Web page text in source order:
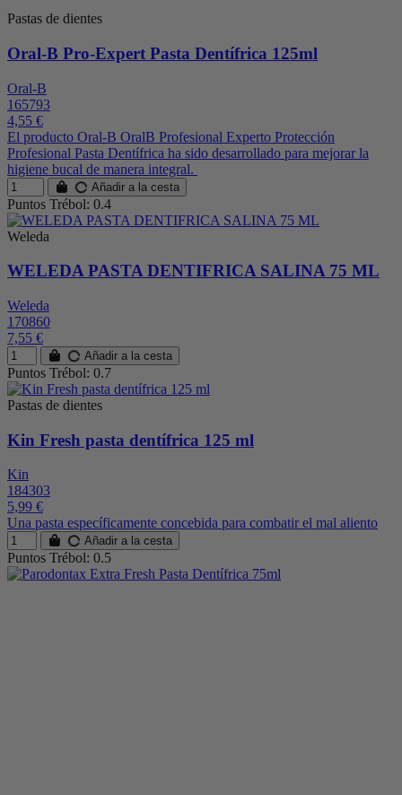
Pastas de dientes
Oral-B Pro-Expert Pasta Dentífrica 125ml
Oral-B
165793
4,55 €
El producto Oral-B OralB Profesional Experto Protección
Profesional Pasta Dentífrica ha sido desarrollado para mejorar la
higiene bucal de manera integral.
Añadir a la cesta
Puntos Trébol: 0.4
Weleda
WELEDA PASTA DENTIFRICA SALINA 75 ML
Weleda
170860
7,55 €
Añadir a la cesta
Puntos Trébol: 0.7
Pastas de dientes
Kin Fresh pasta dentífrica 125 ml
Kin
184303
5,99 €
Una pasta específicamente concebida para combatir el mal aliento
Añadir a la cesta
Puntos Trébol: 0.5